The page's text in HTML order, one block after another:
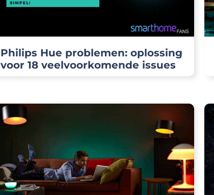
Philips Hue problemen: oplossing
voor 18 veelvoorkomende issues